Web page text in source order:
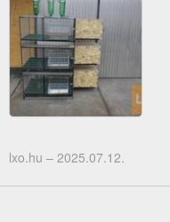
lxo.hu – 2025.07.12.